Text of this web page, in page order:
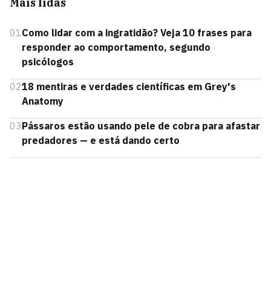
01Como lidar com a ingratidão? Veja 10 frases para
responder ao comportamento, segundo
psicólogos
0218 mentiras e verdades científicas em Grey's
Anatomy
03Pássaros estão usando pele de cobra para afastar
predadores — e está dando certo